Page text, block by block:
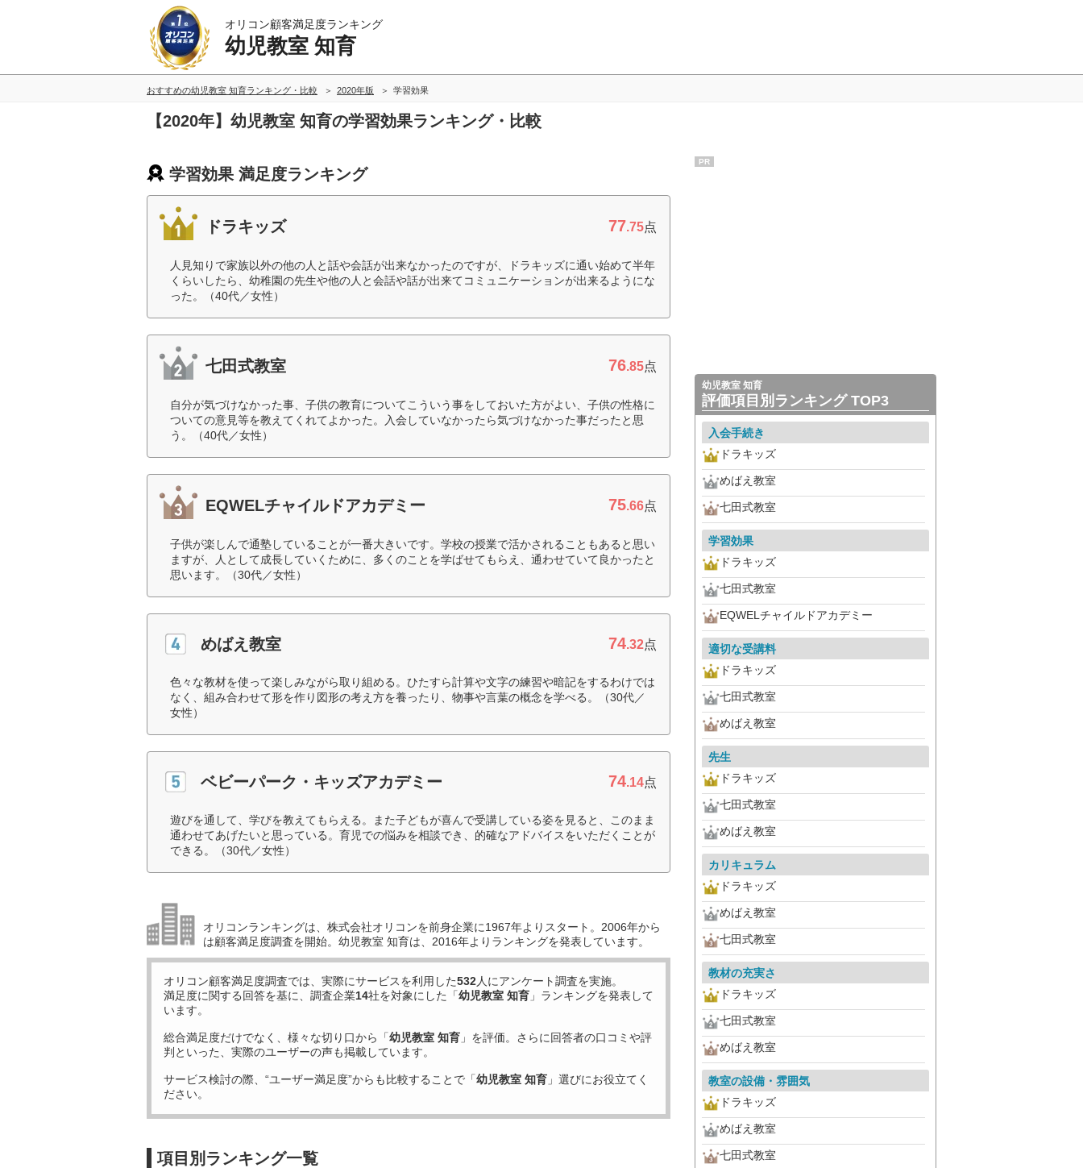
オリコン顧客満足度ランキング
幼児教室 知育
おすすめの幼児教室 知育ランキング・比較 2020年版 学習効果
【2020年】幼児教室 知育の学習効果ランキング・比較
学習効果 満足度ランキング
ドラキッズ 77.75点
人見知りで家族以外の他の人と話や会話が出来なかったのですが、ドラキッズに通い始めて半年
くらいしたら、幼稚園の先生や他の人と会話や話が出来てコミュニケーションが出来るようにな
った。（40代／女性）
七田式教室 76.85点
自分が気づけなかった事、子供の教育についてこういう事をしておいた方がよい、子供の性格に
ついての意見等を教えてくれてよかった。入会していなかったら気づけなかった事だったと思
う。（40代／女性）
EQWELチャイルドアカデミー 75.66点
子供が楽しんで通塾していることが一番大きいです。学校の授業で活かされることもあると思い
ますが、人として成長していくために、多くのことを学ばせてもらえ、通わせていて良かったと
思います。（30代／女性）
めばえ教室 74.32点
色々な教材を使って楽しみながら取り組める。ひたすら計算や文字の練習や暗記をするわけでは
なく、組み合わせて形を作り図形の考え方を養ったり、物事や言葉の概念を学べる。（30代／
女性）
ベビーパーク・キッズアカデミー 74.14点
遊びを通して、学びを教えてもらえる。また子どもが喜んで受講している姿を見ると、このまま
通わせてあげたいと思っている。育児での悩みを相談でき、的確なアドバイスをいただくことが
できる。（30代／女性）
オリコンランキングは、株式会社オリコンを前身企業に1967年よりスタート。2006年から
は顧客満足度調査を開始。幼児教室 知育は、2016年よりランキングを発表しています。
オリコン顧客満足度調査では、実際にサービスを利用した532人にアンケート調査を実施。
満足度に関する回答を基に、調査企業14社を対象にした「幼児教室 知育 」ランキングを発表して
います。
総合満足度だけでなく、様々な切り口から「幼児教室 知育 」を評価。さらに回答者の口コミや評
判といった、実際のユーザーの声も掲載しています。
サービス検討の際、“ユーザー満足度”からも比較することで「幼児教室 知育 」選びにお役立てく
ださい。
項目別ランキング一覧
PR
幼児教室 知育
評価項目別ランキング TOP3
入会手続き
ドラキッズ
めばえ教室
七田式教室
学習効果
ドラキッズ
七田式教室
EQWELチャイルドアカデミー
適切な受講料
ドラキッズ
七田式教室
めばえ教室
先生
ドラキッズ
七田式教室
めばえ教室
カリキュラム
ドラキッズ
めばえ教室
七田式教室
教材の充実さ
ドラキッズ
七田式教室
めばえ教室
教室の設備・雰囲気
ドラキッズ
めばえ教室
七田式教室